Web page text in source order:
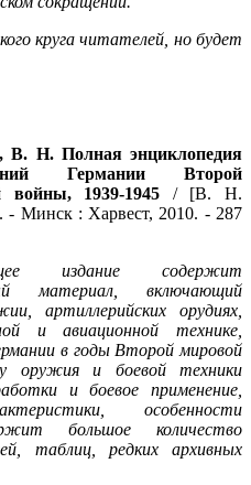
круга читателей, но будет
В. Н. Полная энциклопедия
Германии Второй
войны, 1939-1945 / [В. Н.
Минск : Харвест, 2010. - 287
издание содержит
материал, включающий
артиллерийских орудиях,
и авиационной технике,
в годы Второй мировой
оружия и боевой техники
и боевое применение,
особенности
большое количество
таблиц, редких архивных